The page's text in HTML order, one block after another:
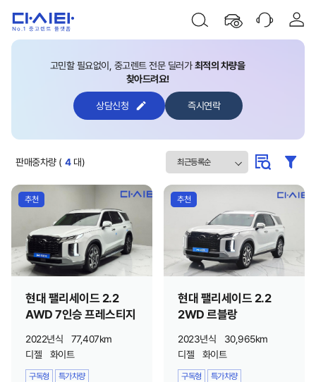
고민할 필요없이, 중고렌트 전문 딜러가최적의 차량을
찾아드려요!
상담신청 즉시연락
판매중차량 ( 4 대)
현대 팰리세이드 2.2
AWD 7인승 프레스티지
2022년식
77,407km
디젤
화이트
추천
구독형 특가차량
현대 팰리세이드 2.2
2WD 르블랑
2023년식
30,965km
디젤
화이트
추천
구독형 특가차량